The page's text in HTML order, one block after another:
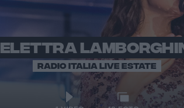
ELETTRA
RADIO ITALIA LIVE ESTATE